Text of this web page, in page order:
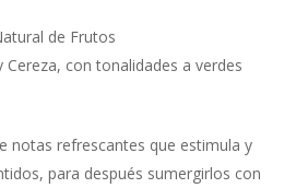
de Frutos
Cereza, con tonalidades a verdes
notas refrescantes que estimula y
para después sumergirlos con